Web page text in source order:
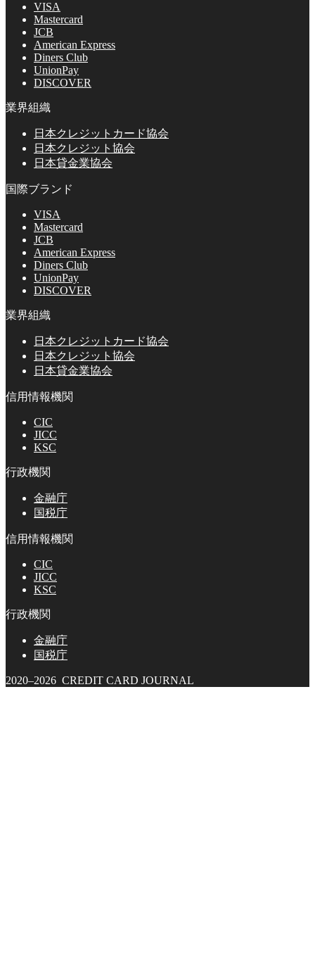
VISA
Mastercard
JCB
American Express
Diners Club
UnionPay
DISCOVER
業界組織
日本クレジットカード協会
日本クレジット協会
日本貸金業協会
国際ブランド
VISA
Mastercard
JCB
American Express
Diners Club
UnionPay
DISCOVER
業界組織
日本クレジットカード協会
日本クレジット協会
日本貸金業協会
信用情報機関
CIC
JICC
KSC
行政機関
金融庁
国税庁
信用情報機関
CIC
JICC
KSC
行政機関
金融庁
国税庁
2020–2026 CREDIT CARD JOURNAL